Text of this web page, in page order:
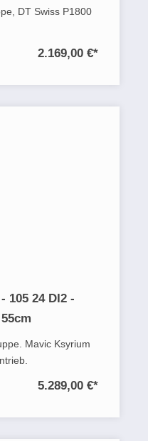
DT Swiss P1800
2.169,00 €*
105 24 DI2 -
Mavic Ksyrium
5.289,00 €*